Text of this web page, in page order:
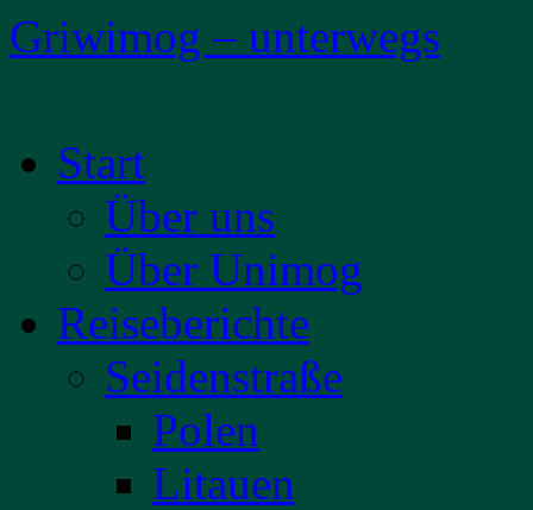
Griwimog – unterwegs
Inhalt
springenStart
Über uns
Über Unimog
Reiseberichte
Seidenstraße
Polen
Litauen